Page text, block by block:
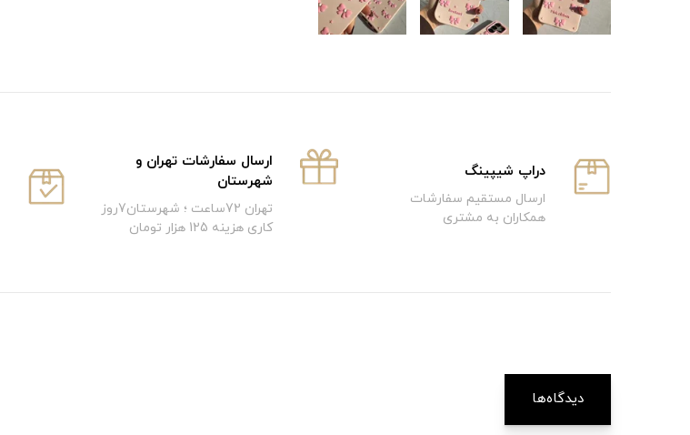
دراپ شیپینگ
ارسال مستقیم سفارشات
همکاران به مشتری
ارسال سفارشات تهران و
شهرستان
تهران 72ساعت ؛ شهرستان7روز
کاری هزینه 125 هزار تومان
دیدگاه‌ها